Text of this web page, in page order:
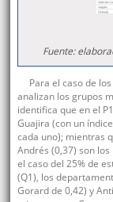
Fuente:
Para el caso de
analizan los grupos
identifica que en el
Guajira (con un
cada uno); mientras
Andrés (0,37) son
el caso del 25% de
(Q1), los
Gorard de 0,42) y